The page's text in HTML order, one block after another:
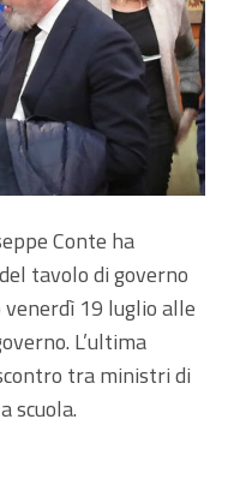
Conte ha
tavolo di governo
19 luglio alle
L’ultima
tra ministri di
scuola.